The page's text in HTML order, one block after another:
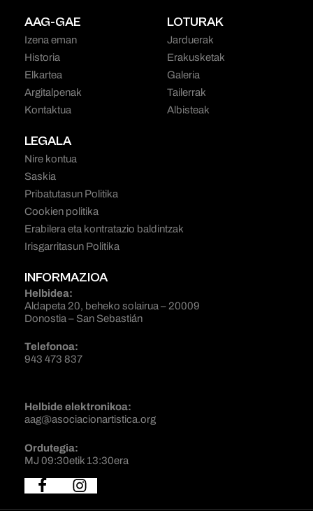
AAG-GAE
Izena eman
Historia
Elkartea
Argitalpenak
Kontaktua
LOTURAK
Jarduerak
Erakusketak
Galeria
Tailerrak
Albisteak
LEGALA
Nire kontua
Saskia
Pribatutasun Politika
Cookien politika
Erabilera eta kontratazio baldintzak
Irisgarritasun Politika
INFORMAZIOA
Helbidea:
Aldapeta 20, beheko solairua – 20009
Donostia – San Sebastián
Telefonoa:
943 473 837
Helbide elektronikoa:
aag@asociacionartistica.org
Ordutegia:
MJ 09:30etik 13:30era